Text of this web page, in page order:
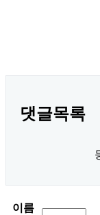
댓글목록
이름